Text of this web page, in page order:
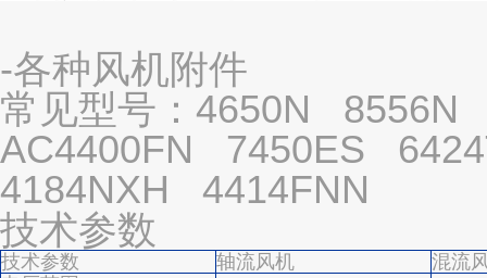
-各种风机附件
常见型号：4650N
AC4400FN 7450ES
4184NXH 4414FNN
技术参数
技术参数 轴流风机
混流